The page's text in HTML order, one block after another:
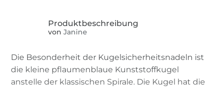
von Janine
Die Besonderheit der Kugelsicherheitsnadeln ist
die kleine pflaumenblaue Kunststoffkugel
anstelle der klassischen Spirale. Die Kugel hat die